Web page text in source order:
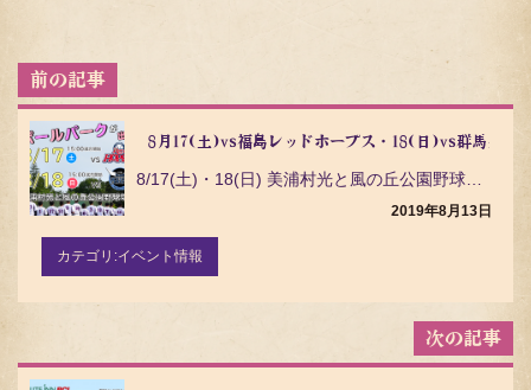
投
稿
ナ
ビ
ゲ
ー
シ
2019年8月13日
カテゴリ:イベント情報